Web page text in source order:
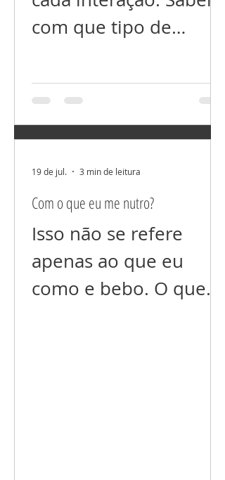
energeticamente, com
voltará para você
inevitavelmente. Um
exemplo prático é que,
quando você fala que
outras pessoas,
com que tipo de
interagir. Com
conteúdo que agrega
informação e nos faz
pessoas melhores, ou
com conteúdo que
nos suga força vital
sem nos trazer nada
de positivo. Esse limite
que colocamos nas
Com o que eu me nutro?
Isso não se refere
apenas ao que eu
como e bebo. O que
19 de jul. 3 min de leitura